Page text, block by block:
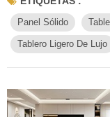
Actualización de
única. Avenida a Jane,
...
Panel Sólido
Tablero Ligero De Lujo